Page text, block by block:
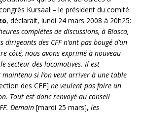
Kursaal – le président du comité
, déclarait, lundi 24 mars 2008 à 20h25:
complètes de discussions, à Biasca,
des CFF n’ont pas bougé d’un
côté, nous avons exprimé à nouveau
secteur des locomotives. Il est
maintenu si l’on veut arriver à une table
des CFF] ne veulent pas faire un
Tout est donc renvoyé au conseil
Demain [mardi 25 mars], les